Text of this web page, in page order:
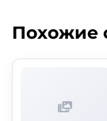
Похожие